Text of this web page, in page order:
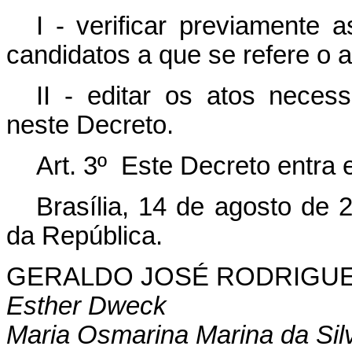
I - verificar previamente
candidatos a que se refere o
II - editar os atos
neste Decreto.
Art. 3º Este Decreto entra
Brasília, 14 de agosto de
da República.
GERALDO JOSÉ
Esther Dweck
Maria Osmarina Marina da